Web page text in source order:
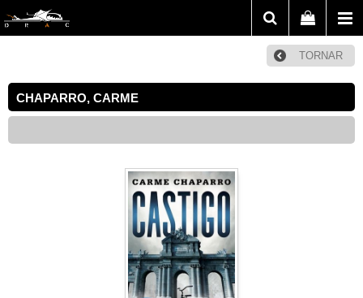
TORNAR
CHAPARRO, CARME